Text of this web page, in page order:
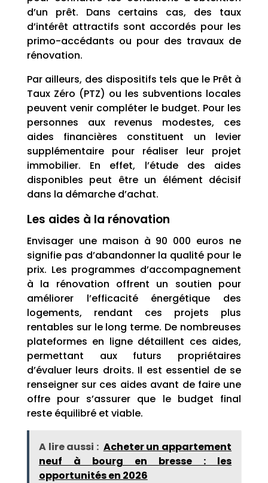
d’un prêt. Dans certains cas, des taux
d’intérêt attractifs sont accordés pour les
primo-accédants ou pour des travaux de
rénovation.
Par ailleurs, des dispositifs tels que le Prêt à
Taux Zéro (PTZ) ou les subventions locales
peuvent venir compléter le budget. Pour les
personnes aux revenus modestes, ces
aides financières constituent un levier
supplémentaire pour réaliser leur projet
immobilier. En effet, l’étude des aides
disponibles peut être un élément décisif
dans la démarche d’achat.
Les aides à la rénovation
Envisager une maison à 90 000 euros ne
signifie pas d’abandonner la qualité pour le
prix. Les programmes d’accompagnement
à la rénovation offrent un soutien pour
améliorer l’efficacité énergétique des
logements, rendant ces projets plus
rentables sur le long terme. De nombreuses
plateformes en ligne détaillent ces aides,
permettant aux futurs propriétaires
d’évaluer leurs droits. Il est essentiel de se
renseigner sur ces aides avant de faire une
offre pour s’assurer que le budget final
reste équilibré et viable.
A lire aussi : Acheter un appartement
neuf à bourg en bresse : les
opportunités en 2026